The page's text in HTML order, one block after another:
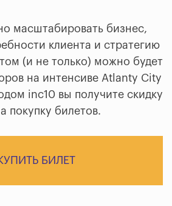
масштабировать бизнес,
клиента и стратегию
(и не только) можно будет
на интенсиве Atlanty City
inc10 вы получите скидку
покупку билетов.
БИЛЕТ